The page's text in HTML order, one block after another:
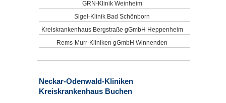
GRN-Klinik Weinheim
Sigel-Klinik Bad Schönborn
Kreiskrankenhaus Bergstraße gGmbH Heppenheim
Rems-Murr-Kliniken gGmbH Winnenden
Neckar-Odenwald-Kliniken
Kreiskrankenhaus Buchen